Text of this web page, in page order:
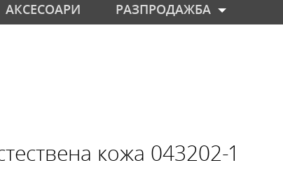
АКСЕСОАРИ РАЗПРОДАЖБА
кожа 043202-1